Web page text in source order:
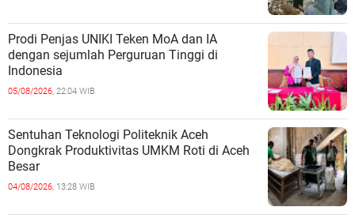
Prodi Penjas UNIKI Teken MoA dan IA
dengan sejumlah Perguruan Tinggi di
Indonesia
05/08/2026, 22:04 WIB
Sentuhan Teknologi Politeknik Aceh
Dongkrak Produktivitas UMKM Roti di Aceh
Besar
04/08/2026, 13:28 WIB